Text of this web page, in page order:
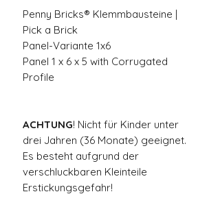
Penny Bricks® Klemmbausteine |
Pick a Brick
Panel-Variante 1x6
Panel 1 x 6 x 5 with Corrugated
Profile
ACHTUNG! Nicht für Kinder unter
drei Jahren (36 Monate) geeignet.
Es besteht aufgrund der
verschluckbaren Kleinteile
Erstickungsgefahr!